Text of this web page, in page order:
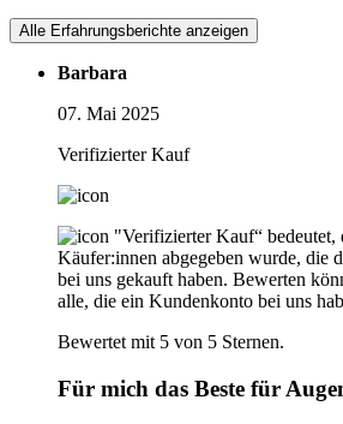
Alle Erfahrungsberichte anzeigen
Barbara
07. Mai 2025
Verifizierter Kauf
"Verifizierter Kauf“ bedeutet,
Käufer:innen abgegeben wurde, die
bei uns gekauft haben. Bewerten
alle, die ein Kundenkonto bei uns
Bewertet mit 5 von 5 Sternen.
Für mich das Beste für